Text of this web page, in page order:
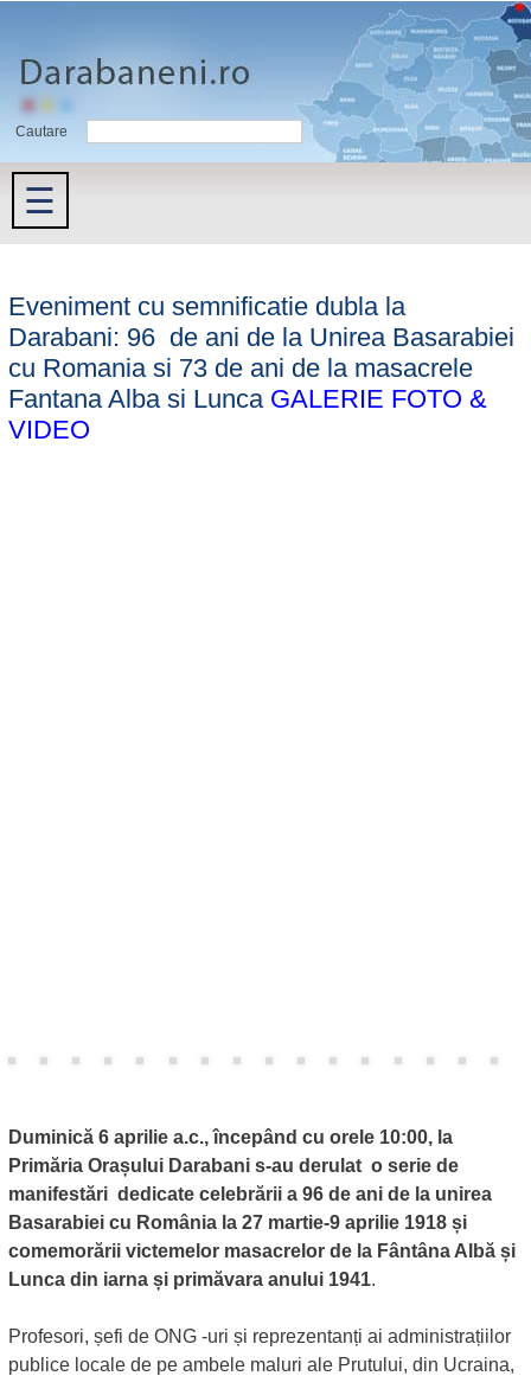
Cautare
☰
Eveniment cu semnificatie dubla la
Darabani: 96 de ani de la Unirea Basarabiei
cu Romania si 73 de ani de la masacrele
Fantana Alba si Lunca GALERIE FOTO &
VIDEO
Duminică 6 aprilie a.c., începând cu orele 10:00, la
Primăria Orașului Darabani s-au derulat o serie de
manifestări dedicate celebrării a 96 de ani de la unirea
Basarabiei cu România la 27 martie-9 aprilie 1918 și
comemorării victemelor masacrelor de la Fântâna Albă și
Lunca din iarna și primăvara anului 1941.
Profesori, șefi de ONG -uri și reprezentanți ai administrațiilor
publice locale de pe ambele maluri ale Prutului, din Ucraina,